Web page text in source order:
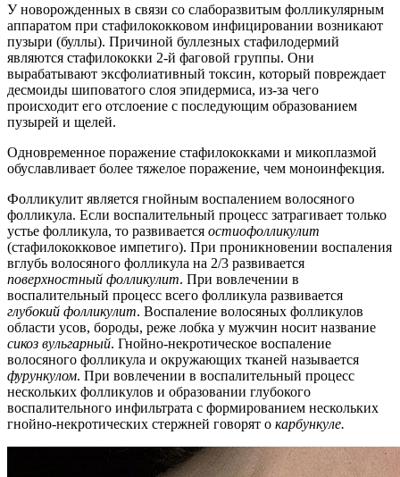
У новорожденных в связи со слаборазвитым фолликулярным
аппаратом при стафилококковом инфицировании возникают
пузыри (буллы). Причиной буллезных стафилодермий
являются стафилококки 2-й фаговой группы. Они
вырабатывают эксфолиативный токсин, который повреждает
десмоиды шиповатого слоя эпидермиса, из-за чего
происходит его отслоение с последующим образованием
пузырей и щелей.
Одновременное поражение стафилококками и микоплазмой
обуславливает более тяжелое поражение, чем моноинфекция.
Фолликулит является гнойным воспалением волосяного
фолликула. Если воспалительный процесс затрагивает только
устье фолликула, то развивается остиофолликулит
(стафилококковое импетиго). При проникновении воспаления
вглубь волосяного фолликула на 2/3 развивается
поверхностный фолликулит. При вовлечении в
воспалительный процесс всего фолликула развивается
глубокий фолликулит. Воспаление волосяных фолликулов
области усов, бороды, реже лобка у мужчин носит название
сикоз вульгарный. Гнойно-некротическое воспаление
волосяного фолликула и окружающих тканей называется
фурункулом. При вовлечении в воспалительный процесс
нескольких фолликулов и образовании глубокого
воспалительного инфильтрата с формированием нескольких
гнойно-некротических стержней говорят о карбункуле.